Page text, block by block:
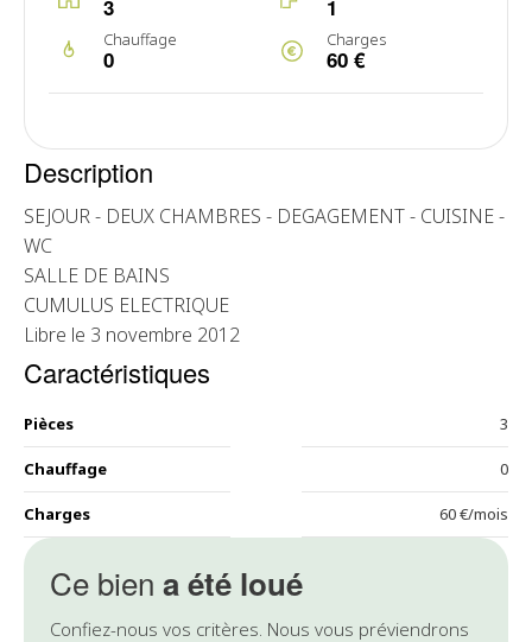
3 1
Chauffage
0
Charges
60 €
Ce bien a été loué
Confiez-nous vos critères. Nous vous préviendrons
Description
SEJOUR - DEUX CHAMBRES - DEGAGEMENT - CUISINE -
WC
SALLE DE BAINS
CUMULUS ELECTRIQUE
Libre le 3 novembre 2012
Caractéristiques
Pièces 3
Chauffage 0
Charges 60 €/mois